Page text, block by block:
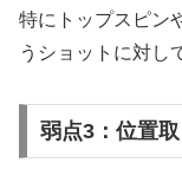
特にトップスピン
うショットに対し
弱点3：位置